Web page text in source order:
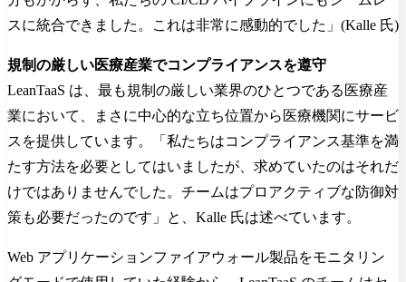
スに統合できました。これは非常に感動的でした」(Kalle 氏)
規制の厳しい医療産業でコンプライアンスを遵守
LeanTaaS は、最も規制の厳しい業界のひとつである医療産
業において、まさに中心的な立ち位置から医療機関にサービ
スを提供しています。「私たちはコンプライアンス基準を満
たす方法を必要としてはいましたが、求めていたのはそれだ
けではありませんでした。チームはプロアクティブな防御対
策も必要だったのです」と、Kalle 氏は述べています。
Web アプリケーションファイアウォール製品をモニタリン